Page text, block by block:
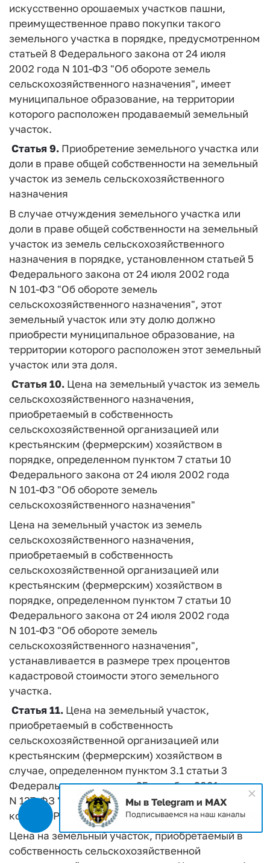
искусственно орошаемых участков пашни,
преимущественное право покупки такого
земельного участка в порядке, предусмотренном
статьей 8 Федерального закона от 24 июля
2002 года N 101-ФЗ "Об обороте земель
сельскохозяйственного назначения", имеет
муниципальное образование, на территории
которого расположен продаваемый земельный
участок.
Статья 9. Приобретение земельного участка или
доли в праве общей собственности на земельный
участок из земель сельскохозяйственного
назначения
В случае отчуждения земельного участка или
доли в праве общей собственности на земельный
участок из земель сельскохозяйственного
назначения в порядке, установленном статьей 5
Федерального закона от 24 июля 2002 года
N 101-ФЗ "Об обороте земель
сельскохозяйственного назначения", этот
земельный участок или эту долю должно
приобрести муниципальное образование, на
территории которого расположен этот земельный
участок или эта доля.
Статья 10. Цена на земельный участок из земель
сельскохозяйственного назначения,
приобретаемый в собственность
сельскохозяйственной организацией или
крестьянским (фермерским) хозяйством в
порядке, определенном пунктом 7 статьи 10
Федерального закона от 24 июля 2002 года
N 101-ФЗ "Об обороте земель
сельскохозяйственного назначения"
Цена на земельный участок из земель
сельскохозяйственного назначения,
приобретаемый в собственность
сельскохозяйственной организацией или
крестьянским (фермерским) хозяйством в
порядке, определенном пунктом 7 статьи 10
Федерального закона от 24 июля 2002 года
N 101-ФЗ "Об обороте земель
сельскохозяйственного назначения",
устанавливается в размере трех процентов
кадастровой стоимости этого земельного
участка.
Статья 11. Цена на земельный участок,
приобретаемый в собственность
сельскохозяйственной организацией или
крестьянским (фермерским) хозяйством в
случае, определенном пунктом 3.1 статьи 3
Федерального закона от 25 октября 2001 года
N 137-ФЗ "О введении в действие Земельного
кодекса Российской Федерации"
Цена на земельный участок, приобретаемый в
собственность сельскохозяйственной
Мы в Telegram и MAX
Подписываемся на наш каналы